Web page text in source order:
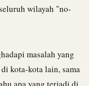
wilayah "no-
masalah yang
kota-kota lain, sama